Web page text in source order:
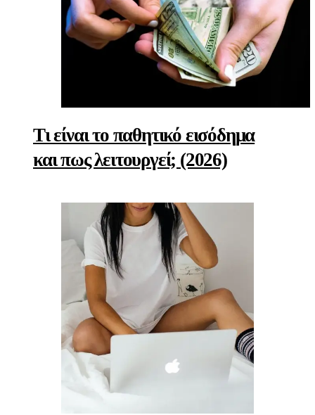
Τι είναι το παθητικό εισόδημα
και πως λειτουργεί; (2026)